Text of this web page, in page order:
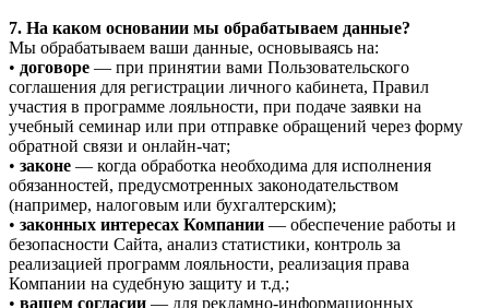
7. На каком основании мы обрабатываем данные?
Мы обрабатываем ваши данные, основываясь на:
• договоре — при принятии вами Пользовательского
соглашения для регистрации личного кабинета, Правил
участия в программе лояльности, при подаче заявки на
учебный семинар или при отправке обращений через форму
обратной связи и онлайн-чат;
• законе — когда обработка необходима для исполнения
обязанностей, предусмотренных законодательством
(например, налоговым или бухгалтерским);
• законных интересах Компании — обеспечение работы и
безопасности Сайта, анализ статистики, контроль за
реализацией программ лояльности, реализация права
Компании на судебную защиту и т.д.;
• вашем согласии — для рекламно-информационных